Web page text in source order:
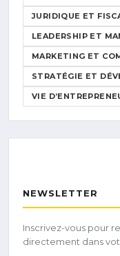
JURIDIQUE ET
LEADERSHIP ET
MARKETING ET
STRATÉGIE ET
VIE
NEWSLETTER
Inscrivez-vous pour
directement dans